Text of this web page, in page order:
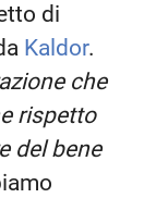
di
Kaldor.
che
rispetto
del bene